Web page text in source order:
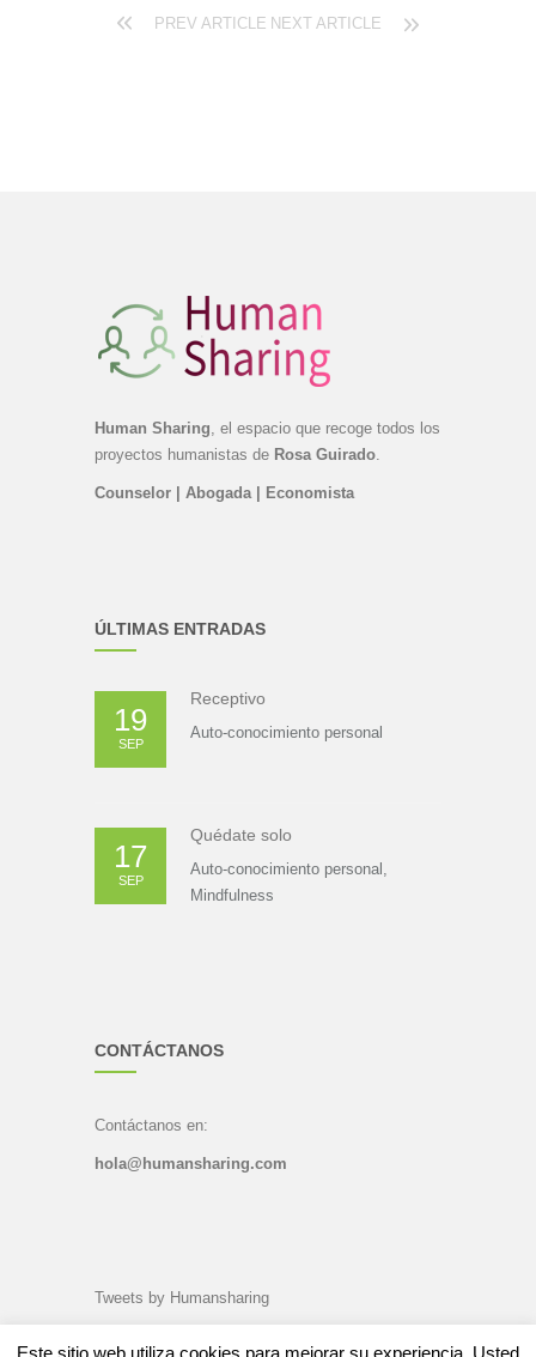
PREV ARTICLE NEXT ARTICLE
Human Sharing, el espacio que recoge todos los
proyectos humanistas de Rosa Guirado.
Counselor | Abogada | Economista
ÚLTIMAS ENTRADAS
19
SEP
Receptivo
Auto-conocimiento personal
17
SEP
Quédate solo
Auto-conocimiento personal ,
Mindfulness
CONTÁCTANOS
Contáctanos en:
hola@humansharing.com
Tweets by Humansharing
Este sitio web utiliza cookies para mejorar su experiencia. Usted